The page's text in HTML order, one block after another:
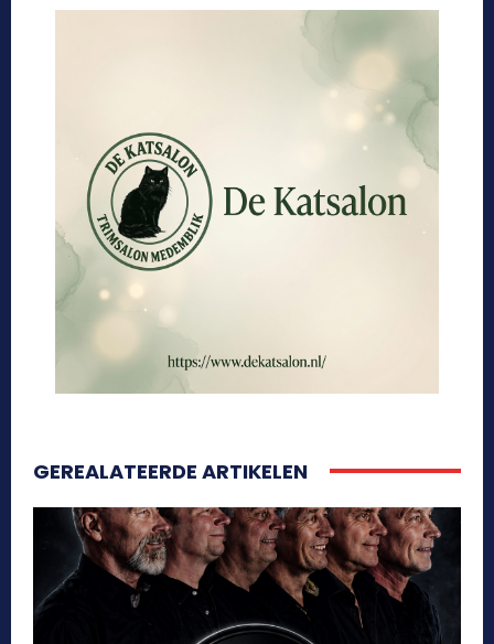
GEREALATEERDE ARTIKELEN